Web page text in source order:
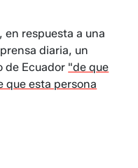
en respuesta a una
diaria, un
de Ecuador "de que
que esta persona